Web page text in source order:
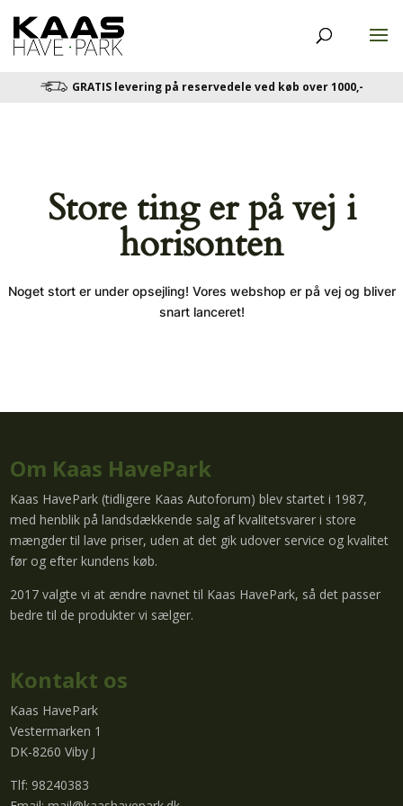
GRATIS levering på reservedele ved køb over 1000,-
Store ting er på vej i
horisonten
Noget stort er under opsejling! Vores webshop er på vej og bliver
snart lanceret!
Om Kaas HavePark
Kaas HavePark (tidligere Kaas Autoforum) blev startet i 1987,
med henblik på landsdækkende salg af kvalitetsvarer i store
mængder til lave priser, uden at det gik udover service og kvalitet
før og efter kundens køb.
2017 valgte vi at ændre navnet til Kaas HavePark, så det passer
bedre til de produkter vi sælger.
Kontakt os
Kaas HavePark
Vestermarken 1
DK-8260 Viby J
Tlf: 98240383